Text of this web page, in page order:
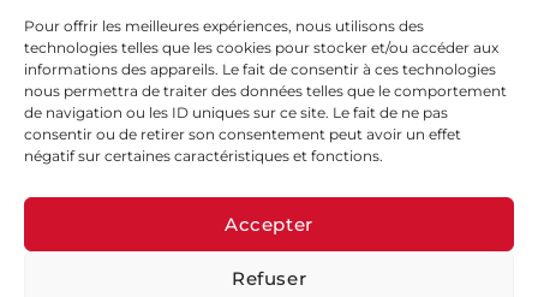
Pour offrir les meilleures expériences, nous utilisons des
technologies telles que les cookies pour stocker et/ou accéder aux
informations des appareils. Le fait de consentir à ces technologies
nous permettra de traiter des données telles que le comportement
de navigation ou les ID uniques sur ce site. Le fait de ne pas
consentir ou de retirer son consentement peut avoir un effet
négatif sur certaines caractéristiques et fonctions.
Accepter
Refuser
F
a
c
e
b
o
o
-
L
i
n
k
e
d
i
n
-
Y
o
u
t
u
b
e
I
n
s
t
a
g
r
m
© Assurances Groupe Vézina 2026 · Tous droits réservés